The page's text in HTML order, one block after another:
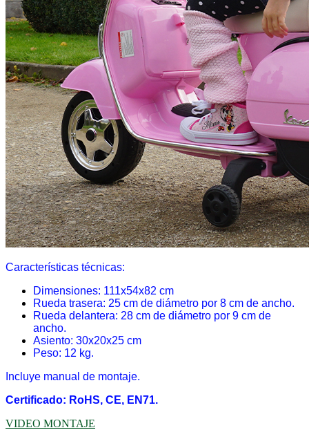
Características técnicas:
Dimensiones: 111x54x82 cm
Rueda trasera: 25 cm de diámetro por 8 cm de ancho.
Rueda delantera: 28 cm de diámetro por 9 cm de
ancho.
Asiento: 30x20x25 cm
Peso: 12 kg.
Incluye manual de montaje.
Certificado: RoHS, CE, EN71.
VIDEO MONTAJE